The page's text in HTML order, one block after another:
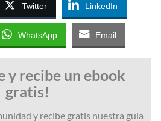
Twitter LinkedIn
WhatsApp Email